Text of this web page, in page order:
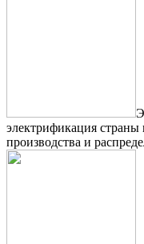
электрификация страны
производства и